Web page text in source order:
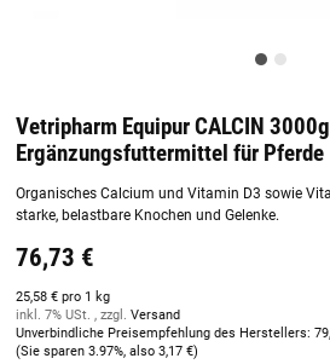
Vetripharm Equipur CALCIN 3000g
Ergänzungsfuttermittel für Pferde
Organisches Calcium und Vitamin D3 sowie
starke, belastbare Knochen und Gelenke.
76,73 €
25,58 € pro 1 kg
inkl. 7% USt. , zzgl. Versand
Unverbindliche Preisempfehlung des Herstellers:
(Sie sparen 3.97%, also 3,17 €)